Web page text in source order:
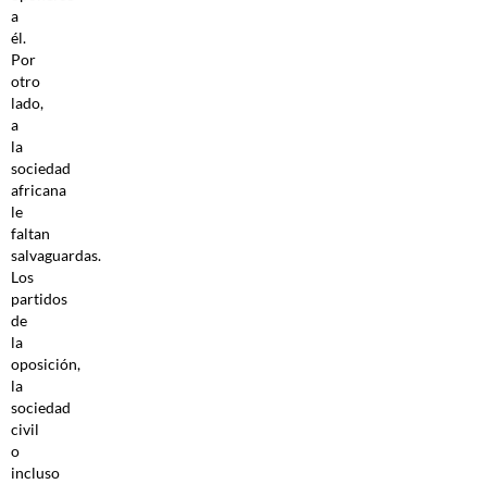
a
él.
Por
otro
lado,
a
la
sociedad
africana
le
faltan
salvaguardas.
Los
partidos
de
la
oposición,
la
sociedad
civil
o
incluso